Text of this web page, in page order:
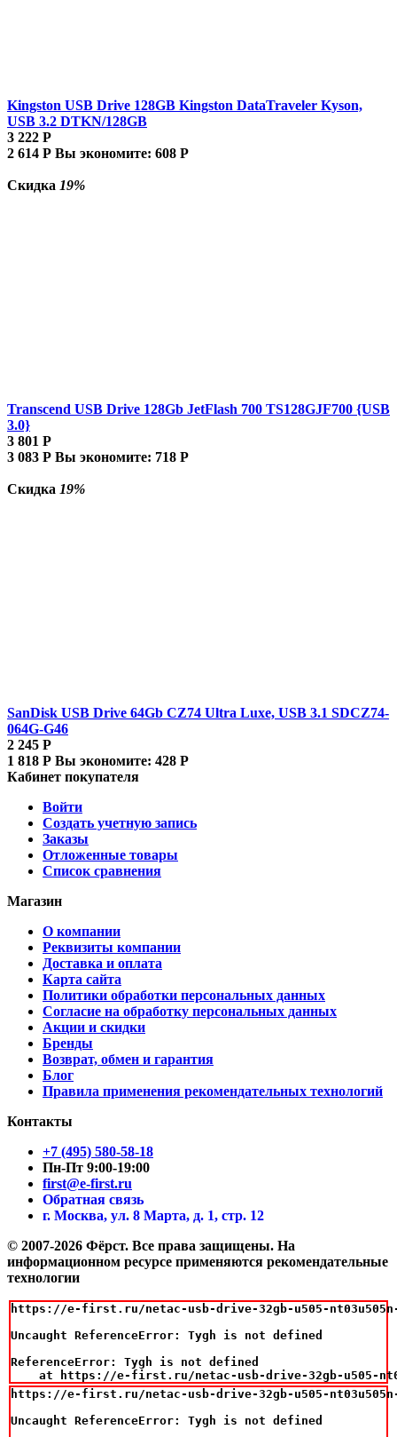
Kingston USB Drive 128GB Kingston DataTraveler Kyson,
USB 3.2 DTKN/128GB
3 222 Р
2 614 Р Вы экономите: 608 Р
Скидка 19%
Transcend USB Drive 128Gb JetFlash 700 TS128GJF700 {USB
3.0}
3 801 Р
3 083 Р Вы экономите: 718 Р
Скидка 19%
SanDisk USB Drive 64Gb CZ74 Ultra Luxe, USB 3.1 SDCZ74-
064G-G46
2 245 Р
1 818 Р Вы экономите: 428 Р
Кабинет покупателя
Войти
Создать учетную запись
Заказы
Отложенные товары
Список сравнения
Магазин
О компании
Реквизиты компании
Доставка и оплата
Карта сайта
Политики обработки персональных данных
Согласие на обработку персональных данных
Акции и скидки
Бренды
Возврат, обмен и гарантия
Блог
Правила применения рекомендательных технологий
Контакты
+7 (495) 580-58-18
Пн-Пт 9:00-19:00
first@e-first.ru
Обратная связь
г. Москва, ул. 8 Марта, д. 1, стр. 12
© 2007-2026 Фёрст. Все права защищены. На
информационном ресурсе применяются рекомендательные
технологии
https://e-first.ru/netac-usb-drive-32gb-u505-nt03u505n-
Uncaught ReferenceError: Tygh is not defined
ReferenceError: Tygh is not defined
at https://e-first.ru/netac-usb-drive-32gb-u505-
https://e-first.ru/netac-usb-drive-32gb-u505-nt03u505n-
Uncaught ReferenceError: Tygh is not defined